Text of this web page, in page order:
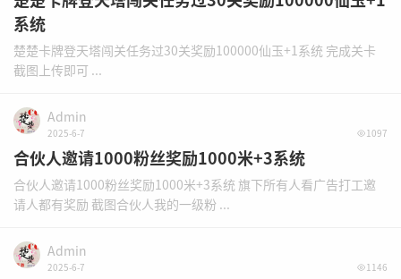
系统
楚楚卡牌登天塔闯关任务过30关奖励100000仙玉+1系统 完成关卡
截图上传即可 ...
Admin
2025-6-7 1097
合伙人邀请1000粉丝奖励1000米+3系统
合伙人邀请1000粉丝奖励1000米+3系统 旗下所有人看广告打工邀
请人都有奖励 截图合伙人我的一级粉 ...
Admin
2025-6-7 1146